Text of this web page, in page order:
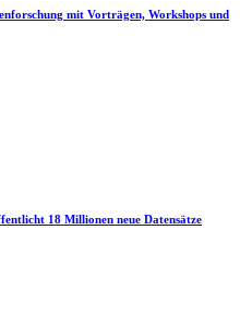
mit Vorträgen, Workshops und
18 Millionen neue Datensätze